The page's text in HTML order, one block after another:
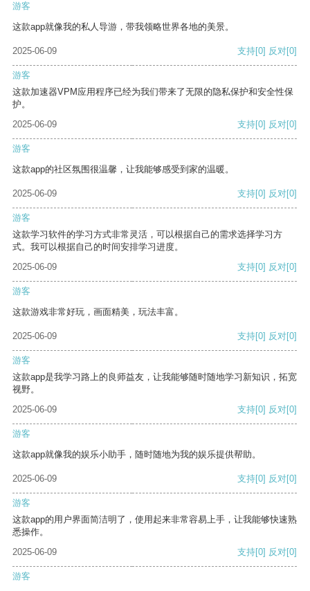
游客
这款app就像我的私人导游，带我领略世界各地的美景。
2025-06-09 支持[0] 反对[0]
游客
这款加速器VPM应用程序已经为我们带来了无限的隐私保护和安全性保
护。
2025-06-09
支持[0] 反对[0]
游客
这款app的社区氛围很温馨，让我能够感受到家的温暖。
2025-06-09 支持[0] 反对[0]
游客
这款学习软件的学习方式非常灵活，可以根据自己的需求选择学习方
式。我可以根据自己的时间安排学习进度。
2025-06-09
支持[0] 反对[0]
游客
这款游戏非常好玩，画面精美，玩法丰富。
2025-06-09 支持[0] 反对[0]
游客
这款app是我学习路上的良师益友，让我能够随时随地学习新知识，拓宽
视野。
2025-06-09
支持[0] 反对[0]
游客
这款app就像我的娱乐小助手，随时随地为我的娱乐提供帮助。
2025-06-09 支持[0] 反对[0]
游客
这款app的用户界面简洁明了，使用起来非常容易上手，让我能够快速熟
悉操作。
2025-06-09
支持[0] 反对[0]
游客